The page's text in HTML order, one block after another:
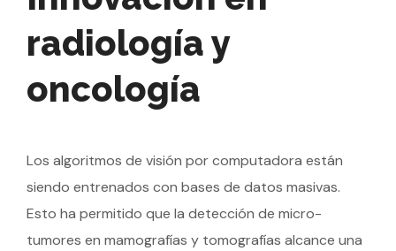
radiología y
oncología
Los algoritmos de visión por computadora están
siendo entrenados con bases de datos masivas.
Esto ha permitido que la detección de micro-
tumores en mamografías y tomografías alcance una